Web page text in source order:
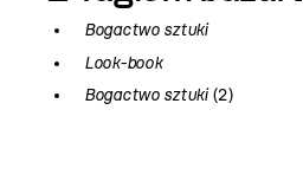
Bogactwo sztuki
Look-book
Bogactwo sztuki(2)